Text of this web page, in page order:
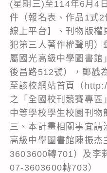
(星期三)至114年6月4
件（報名表、作品1式
線上平台】、刊物版權
犯第三人著作權聲明）
屬國光高級中學圖書館
後昌路512號），郵戳
至該校網站首頁（
之「全國校刊競賽專區
中等學校學生校園刊物
三、本計畫相關事宜
高級中學圖書館陳振
3603600轉701）及李
07-3603600轉703）